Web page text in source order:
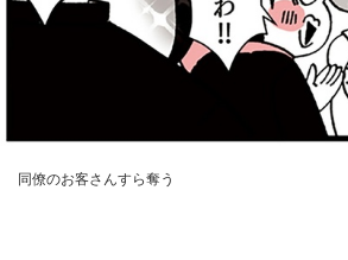
同僚のお客さんすら奪う